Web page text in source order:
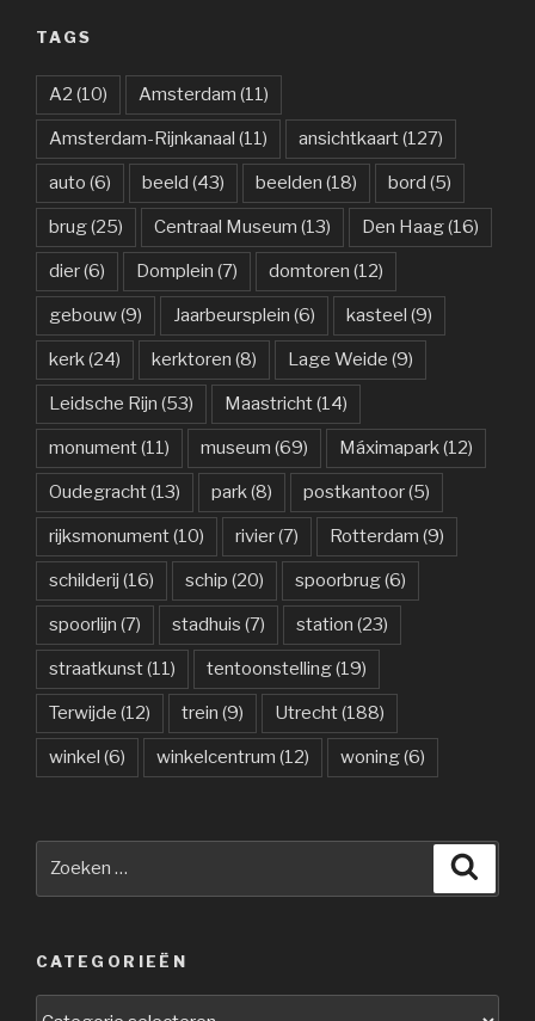
TAGS
A2 (10) Amsterdam (11)
Amsterdam-Rijnkanaal (11) ansichtkaart(127)
auto (6) beeld (43) beelden (18) bord (5)
brug(25) Centraal Museum (13) Den Haag(16)
dier(6) Domplein (7) domtoren (12)
gebouw(9) Jaarbeursplein (6) kasteel (9)
kerk(24) kerktoren (8) Lage Weide (9)
Leidsche Rijn (53) Maastricht(14)
monument(11) museum (69) Máximapark(12)
Oudegracht(13) park(8) postkantoor(5)
rijksmonument(10) rivier(7) Rotterdam (9)
schilderij (16) schip (20) spoorbrug(6)
spoorlijn (7) stadhuis (7) station (23)
straatkunst(11) tentoonstelling(19)
Terwijde (12) trein (9) Utrecht(188)
winkel (6) winkelcentrum (12) woning(6)
CATEGORIEËN